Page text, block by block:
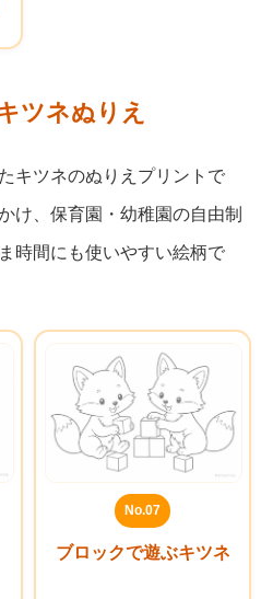
ツネぬりえ
キツネのぬりえプリントで
け、保育園・幼稚園の自由制
時間にも使いやすい絵柄で
No.07
ブロックで遊ぶキツネ